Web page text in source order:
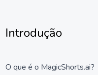
Introdução
O que é o MagicShorts.ai?